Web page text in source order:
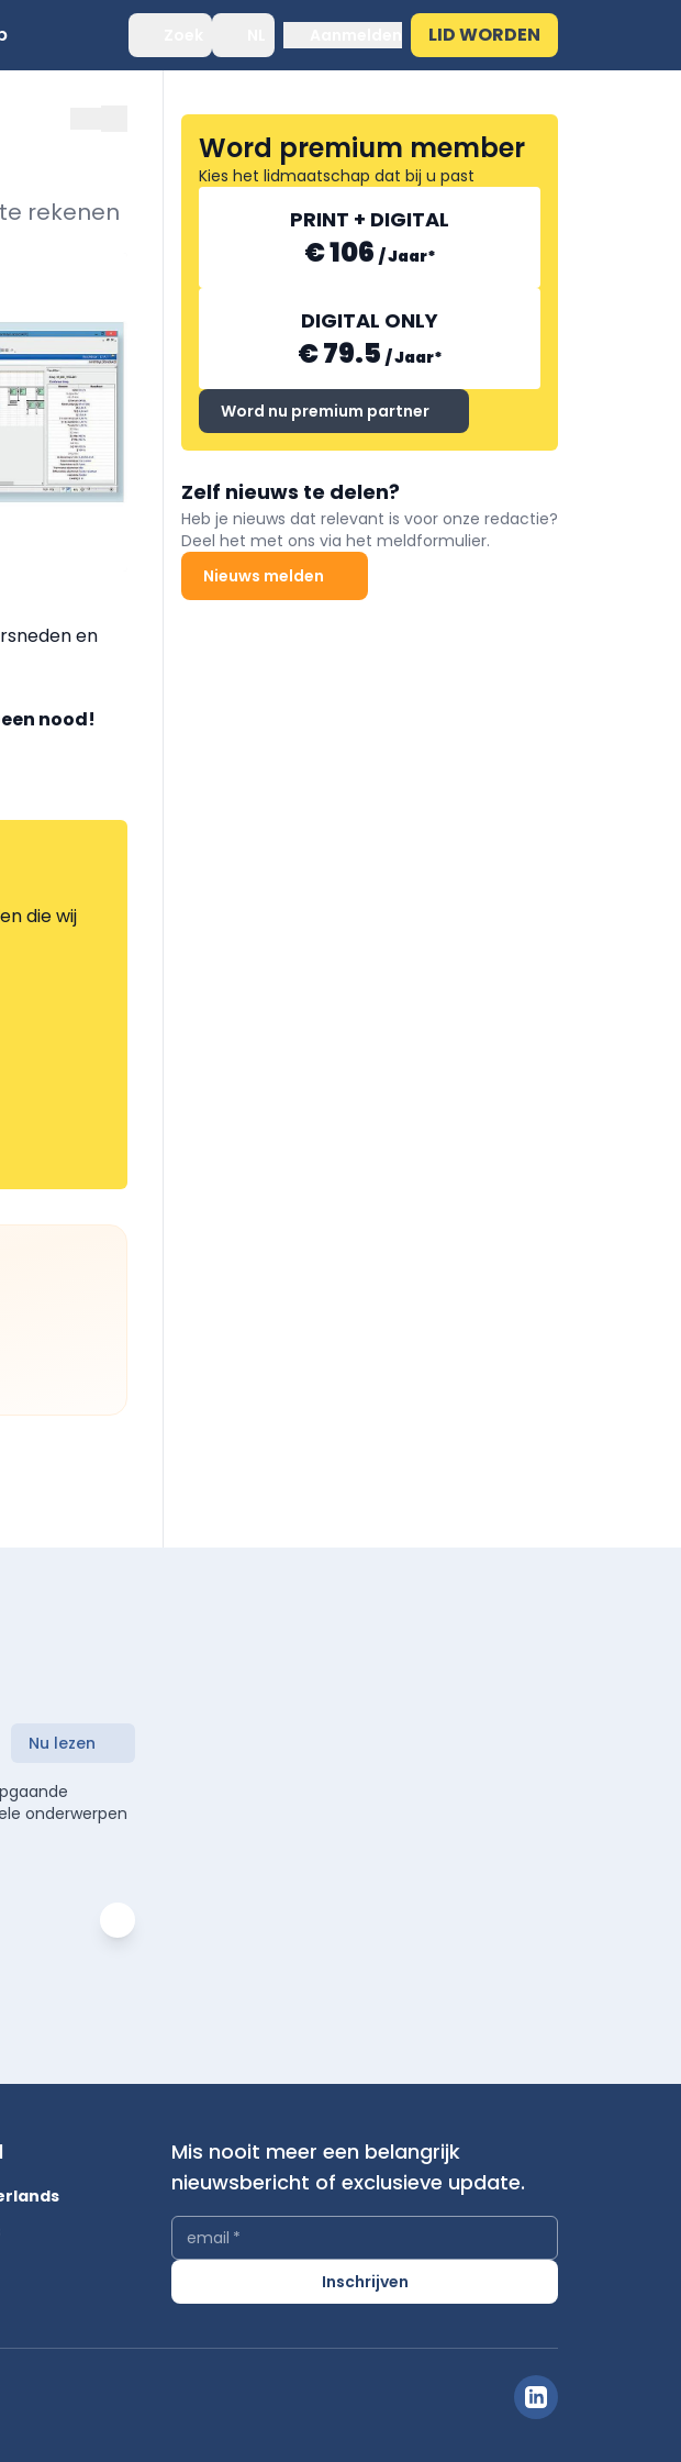
LID WORDEN
rekenen
en
nood!
die wij
Word premium member
Kies het lidmaatschap dat bij u past
PRINT + DIGITAL
€ 106 /Jaar*
DIGITAL ONLY
€ 79.5 /Jaar*
Word nu premium partner
Zelf nieuws te delen?
Heb je nieuws dat relevant is voor onze redactie?
Deel het met ons via het meldformulier.
Nieuws melden
Nu lezen
onderwerpen
Mis nooit meer een belangrijk
nieuwsbericht of exclusieve update.
email *
Inschrijven